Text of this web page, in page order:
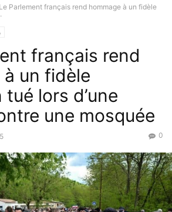
Le Parlement français rend hommage à un fidèle
français rend
un fidèle
lors d’une
une mosquée
0